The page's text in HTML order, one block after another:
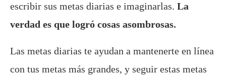
escribir sus metas diarias e imaginarlas. La
verdad es que logró cosas asombrosas.
Las metas diarias te ayudan a mantenerte en línea
con tus metas más grandes, y seguir estas metas